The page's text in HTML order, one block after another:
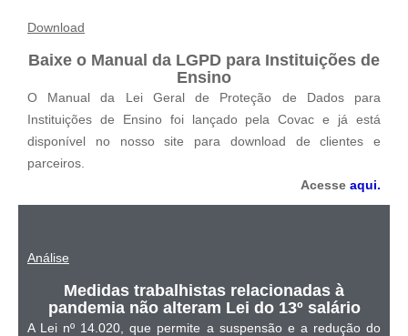
Download
Baixe o Manual da LGPD para Instituições de
Ensino
O Manual da Lei Geral de Proteção de Dados para
Instituições de Ensino foi lançado pela Covac e já está
disponível no nosso site para download de clientes e
parceiros.
Acesse aqui.
Análise
Medidas trabalhistas relacionadas à
pandemia não alteram Lei do 13º salário
A Lei nº 14.020, que permite a suspensão e a redução do